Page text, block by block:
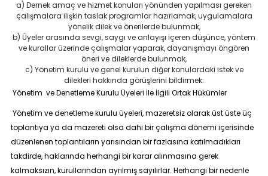
a) Dernek amaç ve hizmet konuları yönünden yapılması gereken
çalışmalara ilişkin taslak programlar hazırlamak, uygulamalara
yönelik dilek ve önerilerde bulunmak,
b) Üyeler arasında sevgi, saygı ve anlayışı içeren düşünce, yöntem
ve kurallar üzerinde çalışmalar yaparak, dayanışmayı öngören
öneri ve dileklerde bulunmak,
c) Yönetim kurulu ve genel kurulun diğer konulardaki istek ve
dilekleri hakkında görüşlerini bildirmek.
Yönetim ve Denetleme Kurulu Üyeleri İle İlgili Ortak Hükümler
Yönetim ve denetleme kurulu üyeleri, mazeretsiz olarak üst üste üç
toplantıya ya da mazereti olsa dahi bir çalışma dönemi içerisinde
düzenlenen toplantıların yarısından bir fazlasına katılmadıkları
takdirde, haklarında herhangi bir karar alınmasına gerek
kalmaksızın, kurullarından ayrılmış sayılırlar. Herhangi bir nedenle